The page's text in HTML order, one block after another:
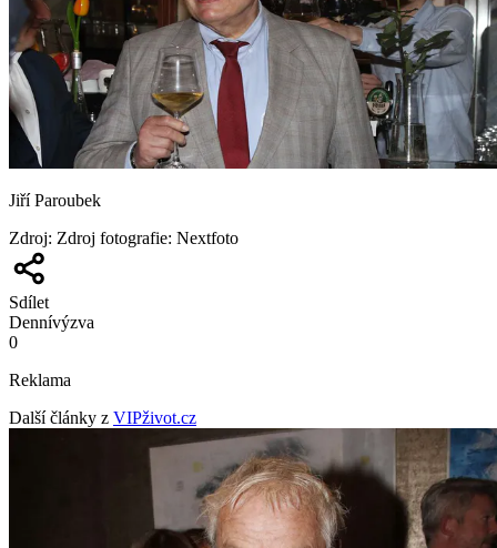
Jiří Paroubek
Zdroj: Zdroj fotografie: Nextfoto
Sdílet
Dennívýzva
0
Reklama
Další články z VIPživot.cz